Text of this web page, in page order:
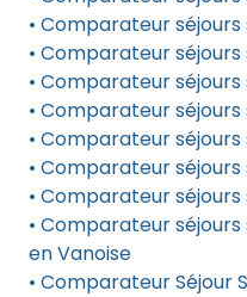
• Comparateur
• Comparateur séjours
• Comparateur séjours
• Comparateur séjours
• Comparateur séjours
• Comparateur séjours
• Comparateur séjours
• Comparateur
en Vanoise
• Comparateur Séjour